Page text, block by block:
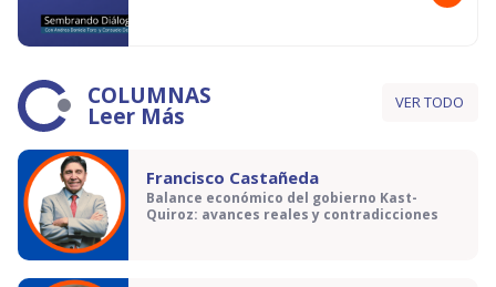
COLUMNAS
Leer Más VER TODO
Francisco Castañeda
Balance económico del gobierno Kast-
Quiroz: avances reales y contradicciones